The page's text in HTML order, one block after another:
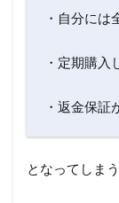
・自分には
・定期購入
・返金保証
となってしま